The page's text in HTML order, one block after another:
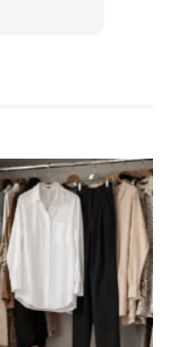
SHOPEE MY
[500g – 1kg] Frozen Halal
Dimsum / Dimsum Sejuk
B...
RM49
Buy Now